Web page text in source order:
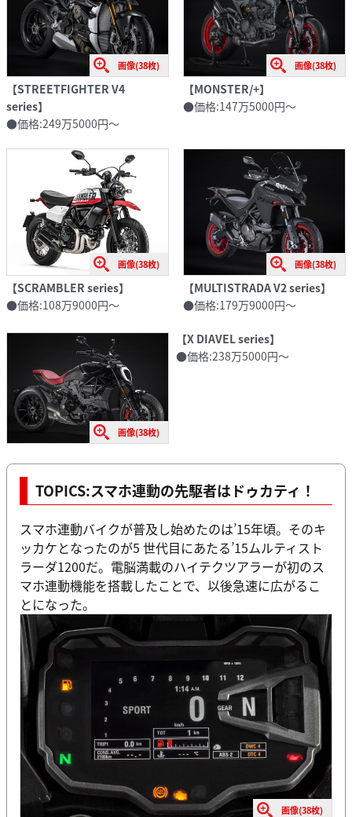
画像(38枚)
【STREETFIGHTER V4
series】
●価格:249万5000円〜
画像(38枚)
【MONSTER/+】
●価格:147万5000円〜
画像(38枚)
【SCRAMBLER series】
●価格:108万9000円〜
画像(38枚)
【MULTISTRADA V2 series】
●価格:179万9000円〜
画像(38枚)
【X DIAVEL series】
●価格:238万5000円〜
TOPICS:スマホ連動の先駆者はドゥカティ！
スマホ連動バイクが普及し始めたのは’15年頃。そのキ
ッカケとなったのが5 世代目にあたる’15ムルティスト
ラーダ1200だ。電脳満載のハイテクツアラーが初のス
マホ連動機能を搭載したことで、以後急速に広がるこ
とになった。
画像(38枚)